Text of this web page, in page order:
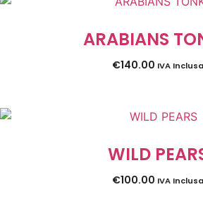
ARABIANS
€140.00 IVA Inclusa
WILD
€100.00 IVA Inclusa